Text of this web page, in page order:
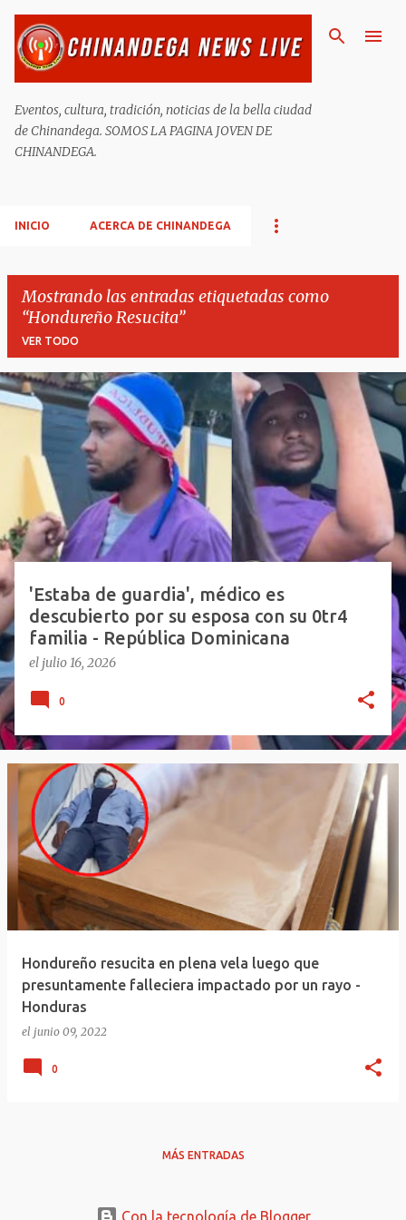
Eventos, cultura, tradición, noticias de la bella ciudad
de Chinandega. SOMOS LA PAGINA JOVEN DE
CHINANDEGA.
INICIO ACERCA DE CHINANDEGA
Mostrando las entradas etiquetadas como
Hondureño Resucita
VER TODO
E
d
a
s
'Estaba de guardia', médico es
descubierto por su esposa con su 0tr4
familia - República Dominicana
el julio 16, 2026
0
Hondureño resucita en plena vela luego que
presuntamente falleciera impactado por un rayo -
Honduras
el junio 09, 2022
0
MÁS ENTRADAS
Con la tecnología de Blogger